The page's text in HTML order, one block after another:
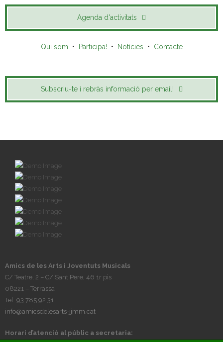
Agenda d'activitats
Qui som • Participa! • Notícies • Contacte
Subscriu-te i rebràs informació per email!
Amics de les Arts i Joventuts Musicals
C/ Teatre, 2 – C/ Sant Pere, 46 1r pis
08221 – Terrassa
Tel: 93 785 92 31
info@amicsdelesarts-jjmm.cat
Horari d’atenció al públic a secretaria: